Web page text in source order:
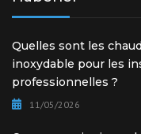
Quelles sont les
inoxydable pour les
professionnelles ?
11/05/2026